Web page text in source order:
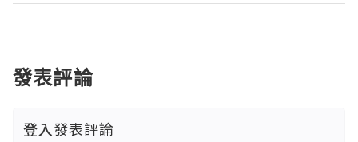
發表評論
登入發表評論